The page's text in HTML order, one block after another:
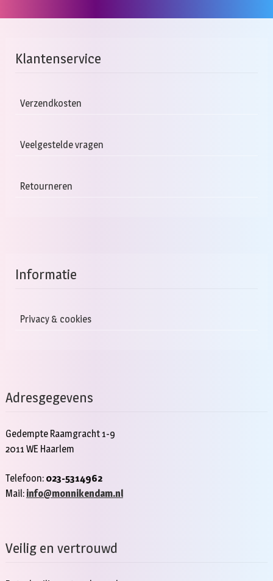
Klantenservice
Verzendkosten
Veelgestelde vragen
Retourneren
Informatie
Privacy & cookies
Adresgegevens
Gedempte Raamgracht 1-9
2011 WE Haarlem
Telefoon: 023-5314962
Mail: info@monnikendam.nl
Veilig en vertrouwd